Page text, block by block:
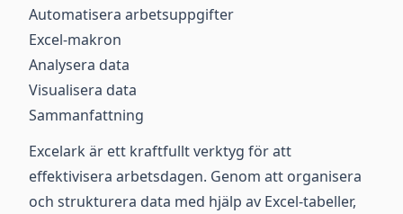
Automatisera arbetsuppgifter
Excel-makron
Analysera data
Visualisera data
Sammanfattning
Excelark är ett kraftfullt verktyg för att
effektivisera arbetsdagen. Genom att organisera
och strukturera data med hjälp av Excel-tabeller,